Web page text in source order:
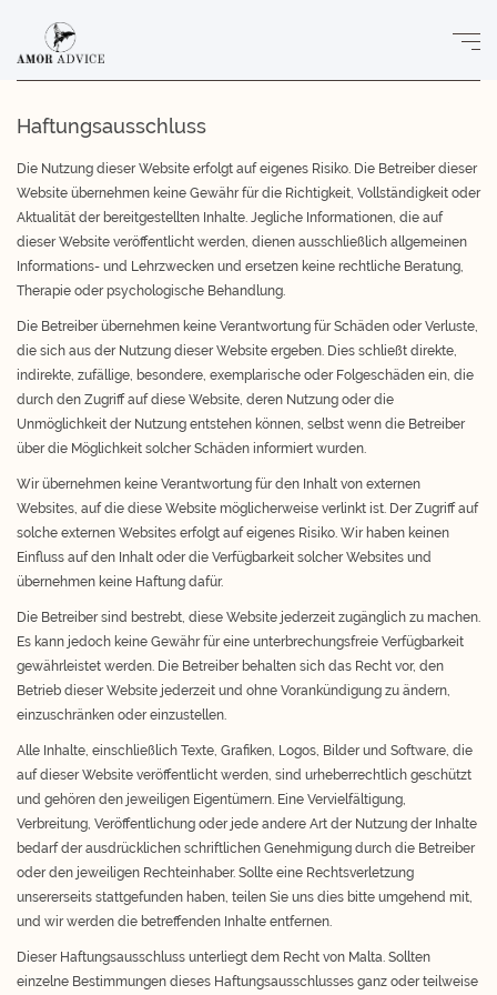
Haftungsausschluss
Die Nutzung dieser Website erfolgt auf eigenes Risiko. Die Betreiber dieser
Website übernehmen keine Gewähr für die Richtigkeit, Vollständigkeit oder
Aktualität der bereitgestellten Inhalte. Jegliche Informationen, die auf
dieser Website veröffentlicht werden, dienen ausschließlich allgemeinen
Informations- und Lehrzwecken und ersetzen keine rechtliche Beratung,
Therapie oder psychologische Behandlung.
Die Betreiber übernehmen keine Verantwortung für Schäden oder Verluste,
die sich aus der Nutzung dieser Website ergeben. Dies schließt direkte,
indirekte, zufällige, besondere, exemplarische oder Folgeschäden ein, die
durch den Zugriff auf diese Website, deren Nutzung oder die
Unmöglichkeit der Nutzung entstehen können, selbst wenn die Betreiber
über die Möglichkeit solcher Schäden informiert wurden.
Wir übernehmen keine Verantwortung für den Inhalt von externen
Websites, auf die diese Website möglicherweise verlinkt ist. Der Zugriff auf
solche externen Websites erfolgt auf eigenes Risiko. Wir haben keinen
Einfluss auf den Inhalt oder die Verfügbarkeit solcher Websites und
übernehmen keine Haftung dafür.
Die Betreiber sind bestrebt, diese Website jederzeit zugänglich zu machen.
Es kann jedoch keine Gewähr für eine unterbrechungsfreie Verfügbarkeit
gewährleistet werden. Die Betreiber behalten sich das Recht vor, den
Betrieb dieser Website jederzeit und ohne Vorankündigung zu ändern,
einzuschränken oder einzustellen.
Alle Inhalte, einschließlich Texte, Grafiken, Logos, Bilder und Software, die
auf dieser Website veröffentlicht werden, sind urheberrechtlich geschützt
und gehören den jeweiligen Eigentümern. Eine Vervielfältigung,
Verbreitung, Veröffentlichung oder jede andere Art der Nutzung der Inhalte
bedarf der ausdrücklichen schriftlichen Genehmigung durch die Betreiber
oder den jeweiligen Rechteinhaber. Sollte eine Rechtsverletzung
unsererseits stattgefunden haben, teilen Sie uns dies bitte umgehend mit,
und wir werden die betreffenden Inhalte entfernen.
Dieser Haftungsausschluss unterliegt dem Recht von Malta. Sollten
einzelne Bestimmungen dieses Haftungsausschlusses ganz oder teilweise